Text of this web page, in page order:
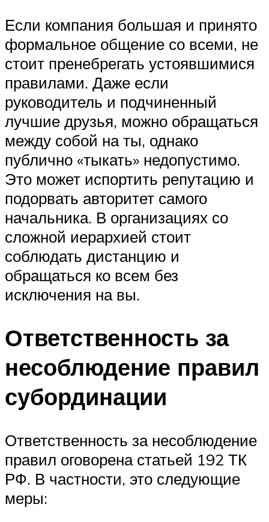
Если компания большая и принято
формальное общение со всеми, не
стоит пренебрегать устоявшимися
правилами. Даже если
руководитель и подчиненный
лучшие друзья, можно обращаться
между собой на ты, однако
публично «тыкать» недопустимо.
Это может испортить репутацию и
подорвать авторитет самого
начальника. В организациях со
сложной иерархией стоит
соблюдать дистанцию и
обращаться ко всем без
исключения на вы.
Ответственность за
несоблюдение правил
субординации
Ответственность за несоблюдение
правил оговорена статьей 192 ТК
РФ. В частности, это следующие
меры: